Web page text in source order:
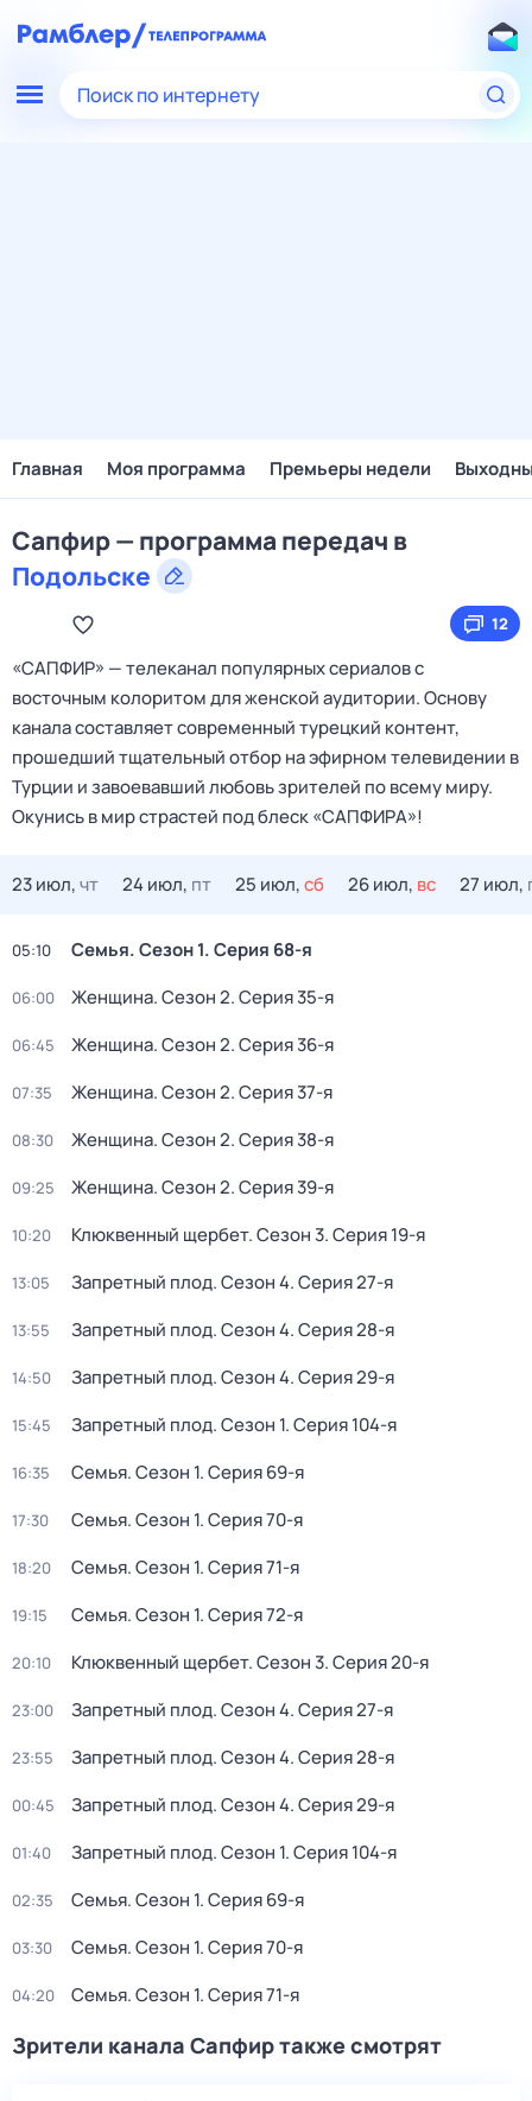
Поиск по интернету
Главная Моя программа Премьеры недели
Сапфир — программа передач в
Подольске
12
«САПФИР» — телеканал популярных сериалов с
восточным колоритом для женской аудитории. Основу
канала составляет современный турецкий контент,
прошедший тщательный отбор на эфирном телевидении в
Турции и завоевавший любовь зрителей по всему миру.
Окунись в мир страстей под блеск «САПФИРА»!
23 июл,чт 24 июл, пт 25 июл,сб 26 июл, вс 27 июл,
05:10 Семья. Сезон 1. Серия 68-я
06:00 Женщина. Сезон 2. Серия 35-я
06:45 Женщина. Сезон 2. Серия 36-я
07:35 Женщина. Сезон 2. Серия 37-я
08:30 Женщина. Сезон 2. Серия 38-я
09:25 Женщина. Сезон 2. Серия 39-я
10:20 Клюквенный щербет. Сезон 3. Серия 19-я
13:05 Запретный плод. Сезон 4. Серия 27-я
13:55 Запретный плод. Сезон 4. Серия 28-я
14:50 Запретный плод. Сезон 4. Серия 29-я
15:45 Запретный плод. Сезон 1. Серия 104-я
16:35 Семья. Сезон 1. Серия 69-я
17:30 Семья. Сезон 1. Серия 70-я
18:20 Семья. Сезон 1. Серия 71-я
19:15 Семья. Сезон 1. Серия 72-я
20:10 Клюквенный щербет. Сезон 3. Серия 20-я
23:00 Запретный плод. Сезон 4. Серия 27-я
23:55 Запретный плод. Сезон 4. Серия 28-я
00:45 Запретный плод. Сезон 4. Серия 29-я
01:40 Запретный плод. Сезон 1. Серия 104-я
02:35 Семья. Сезон 1. Серия 69-я
03:30 Семья. Сезон 1. Серия 70-я
04:20 Семья. Сезон 1. Серия 71-я
Зрители канала Сапфир также смотрят